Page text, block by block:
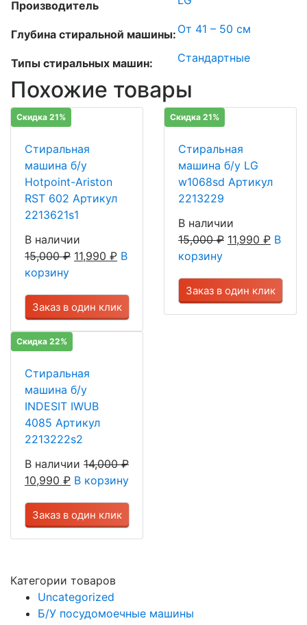
Производитель
Глубина стиральной машины: От 41 – 50 см
Типы стиральных машин: Стандартные
Похожие товары
Скидка 21%
Стиральная
машина б/у
Hotpoint-Ariston
RST 602 Артикул
2213621s1
В наличии
15,000₽ 11,990 ₽ В
корзину
Заказ в один клик
Скидка 21%
Стиральная
машина б/у LG
w1068sd Артикул
2213229
В наличии
15,000₽ 11,990 ₽ В
корзину
Заказ в один клик
Скидка 22%
Стиральная
машина б/у
INDESIT IWUB
4085 Артикул
2213222s2
В наличии 14,000₽
10,990 ₽ В корзину
Заказ в один клик
Категории товаров
Uncategorized
Б/У посудомоечные машины